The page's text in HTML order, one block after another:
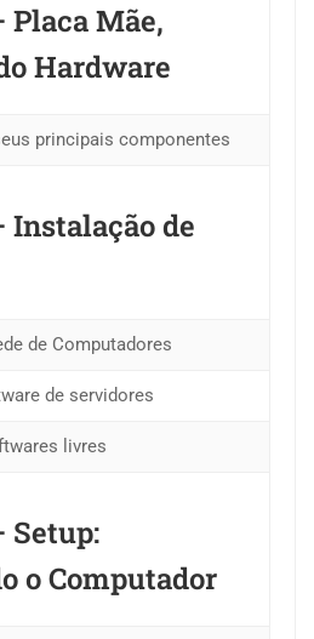
Mãe,
Hardware
principais componentes
Instalação de
de Computadores
de servidores
livres
Setup:
o Computador